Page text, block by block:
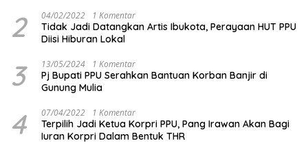
2 04/02/2022 1 Komentar
Tidak Jadi Datangkan Artis Ibukota, Perayaan HUT PPU
Diisi Hiburan Lokal
3 13/05/2024 1 Komentar
Pj Bupati PPU Serahkan Bantuan Korban Banjir di
Gunung Mulia
4 07/04/2022 1 Komentar
Terpilih Jadi Ketua Korpri PPU, Pang Irawan Akan Bagi
Iuran Korpri Dalam Bentuk THR